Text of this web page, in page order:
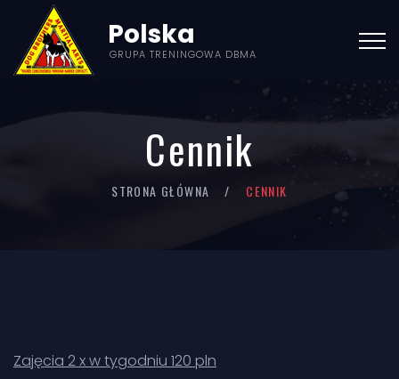
Polska
GRUPA TRENINGOWA DBMA
Cennik
STRONA GŁÓWNA CENNIK
Zajęcia 2 x w tygodniu 120 pln